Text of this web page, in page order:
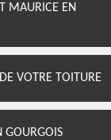
MAURICE EN
VOTRE TOITURE
GOURGOIS